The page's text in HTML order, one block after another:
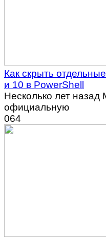
Как скрыть
и 10 в PowerShell
Несколько лет
официальную
064